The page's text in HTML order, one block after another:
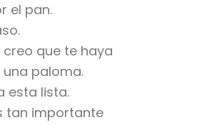
el pan.
que te haya
paloma.
esta lista.
tan importante